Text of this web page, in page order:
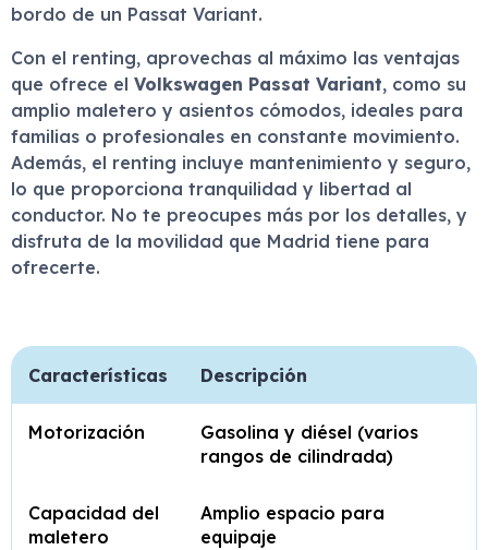
bordo de un Passat Variant.
Con el renting, aprovechas al máximo las ventajas
que ofrece el Volkswagen Passat Variant, como su
amplio maletero y asientos cómodos, ideales para
familias o profesionales en constante movimiento.
Además, el renting incluye mantenimiento y seguro,
lo que proporciona tranquilidad y libertad al
conductor. No te preocupes más por los detalles, y
disfruta de la movilidad que Madrid tiene para
ofrecerte.
Características Descripción
Motorización
Gasolina y diésel (varios
rangos de cilindrada)
Capacidad del
maletero
Amplio espacio para
equipaje